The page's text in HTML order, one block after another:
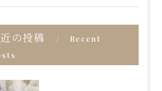
の投稿
Recent